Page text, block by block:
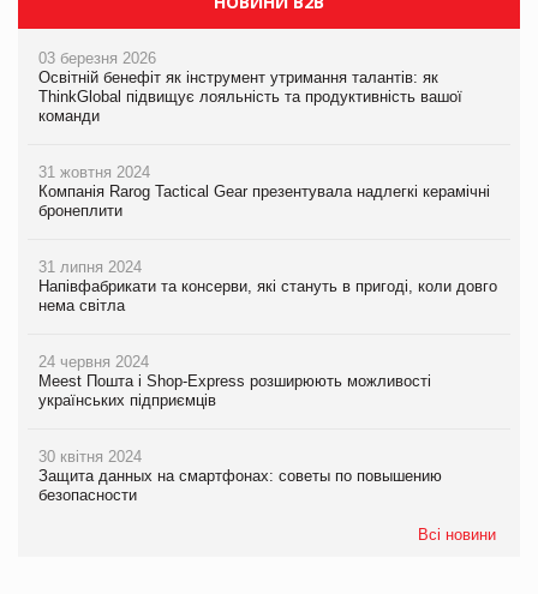
03 березня 2026
Освітній бенефіт як інструмент утримання талантів: як
ThinkGlobal підвищує лояльність та продуктивність вашої
команди
31 жовтня 2024
Компанія Rarog Tactical Gear презентувала надлегкі керамічні
бронеплити
31 липня 2024
Напівфабрикати та консерви, які стануть в пригоді, коли довго
нема світла
24 червня 2024
Meest Пошта і Shop-Express розширюють можливості
українських підприємців
30 квітня 2024
Защита данных на смартфонах: советы по повышению
безопасности
Всі новини